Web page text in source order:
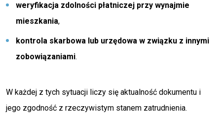
weryfikacja zdolności płatniczej przy wynajmie
mieszkania,
kontrola skarbowa lub urzędowa w związku z innymi
zobowiązaniami.
W każdej z tych sytuacji liczy się aktualność dokumentu i
jego zgodność z rzeczywistym stanem zatrudnienia.